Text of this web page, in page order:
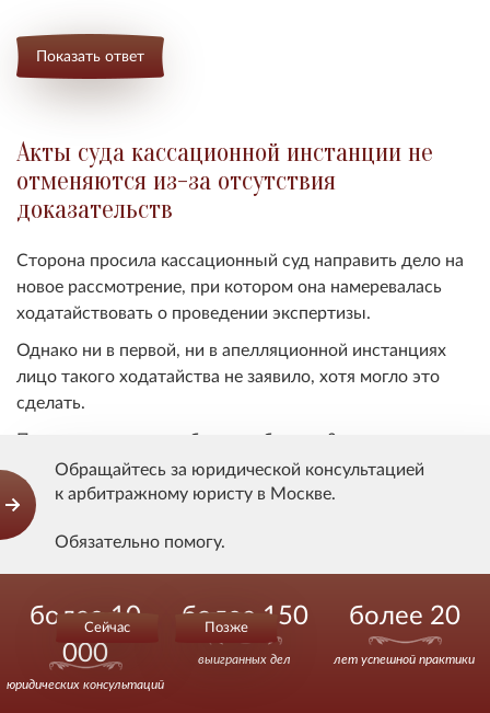
Показать ответ
Акты суда кассационной инстанции не
отменяются из-за отсутствия
доказательств
Сторона просила кассационный суд направить дело на
новое рассмотрение, при котором она намеревалась
ходатайствовать о проведении экспертизы.
Однако ни в первой, ни в апелляционной инстанциях
лицо такого ходатайства не заявило, хотя могло это
сделать.
Правомерны ли подобные требования?
Добрый день!
Нет.
Кассация не может отменить акты нижестоящих
судов и направить дело на новое рассмотрение.
Иначе сторона получает возможность
Обращайтесь за юридической консультацией
к арбитражному юристу в Москве.
Обязательно помогу.
Сейчас Позже
более 10
000
юридических консультаций
более 150
выигранных дел
более 20
лет успешной практики